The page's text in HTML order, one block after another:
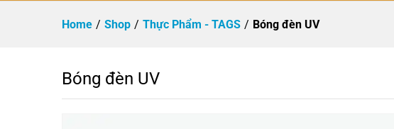
Home / Shop / Thực Phẩm - TAGS / Bóng đèn UV
Bóng đèn UV